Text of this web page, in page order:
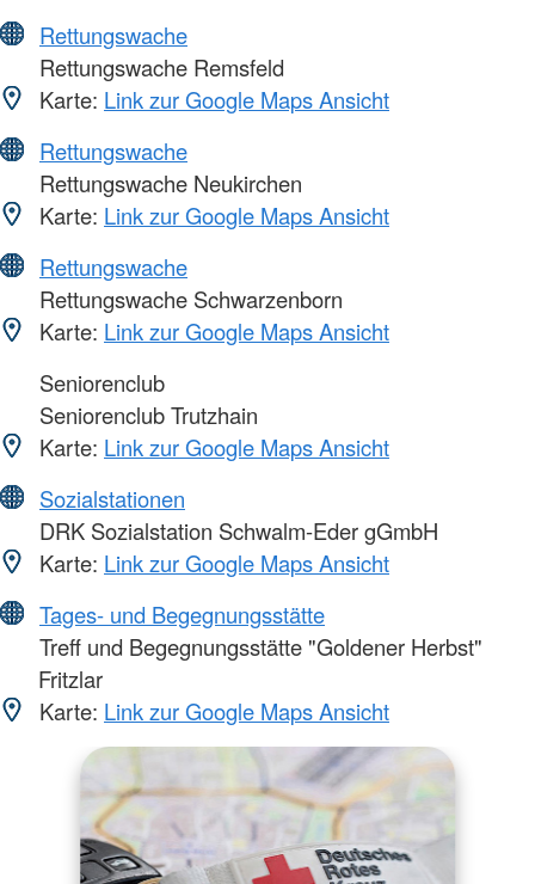
Rettungswache
Rettungswache Remsfeld
Karte: Link zur Google Maps Ansicht
Rettungswache
Rettungswache Neukirchen
Karte: Link zur Google Maps Ansicht
Rettungswache
Rettungswache Schwarzenborn
Karte: Link zur Google Maps Ansicht
Seniorenclub
Seniorenclub Trutzhain
Karte: Link zur Google Maps Ansicht
Sozialstationen
DRK Sozialstation Schwalm-Eder gGmbH
Karte: Link zur Google Maps Ansicht
Tages- und Begegnungsstätte
Treff und Begegnungsstätte "Goldener Herbst"
Fritzlar
Karte: Link zur Google Maps Ansicht